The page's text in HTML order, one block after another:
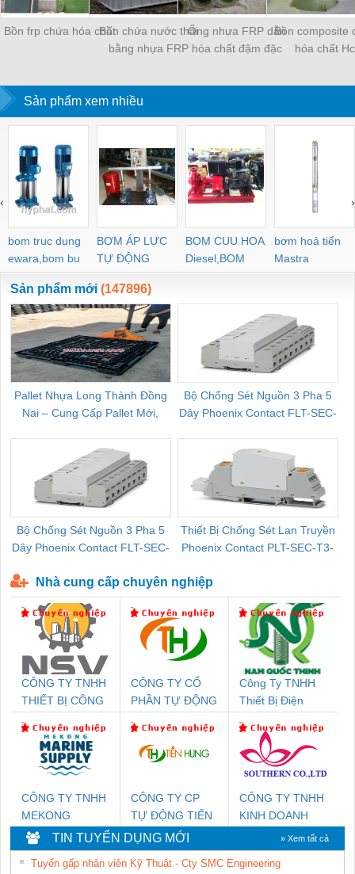
Bồn frp chứa hóa chấtBồn chứa nước thải
bằng nhựa FRP
Ống nhựa FRP dẫn
hóa chất đậm đặc
Bồn composite
hóa chất
Sản phẩm xem nhiều
bom truc dung
ewara,bom bu
ewara
BƠM ÁP LỰC
TỰ ĐỘNG
BOM CUU HOA
Diesel,BOM
CHUA CHAY
bơm hoả tiển
Mastra
‹ ›
Sản phẩm mới (147896)
Pallet Nhựa Long Thành Đồng
Nai – Cung Cấp Pallet Mới,
Bộ Chống Sét Nguồn 3 Pha 5
Dây Phoenix Contact FLT-SEC-
Bộ Chống Sét Nguồn 3 Pha 5
Dây Phoenix Contact FLT-SEC-
Thiết Bị Chống Sét Lan Truyền
Phoenix Contact PLT-SEC-T3-
Nhà cung cấp chuyên nghiệp
CÔNG TY TNHH
THIẾT BỊ CÔNG
SETSUBI VIỆT
NAM
CÔNG TY CỔ
PHẦN TỰ ĐỘNG
Công Ty TNHH
Thiết Bị Điện
CÔNG TY TNHH
MEKONG
MARINE SUPPLY
CÔNG TY CP
TỰ ĐỘNG TIẾN
HƯNG
CÔNG TY TNHH
KINH DOANH
DỊCH VỤ XNK
PHƯƠNG NAM
TIN TUYỂN DỤNG MỚI » Xem tất cả
Tuyển gấp nhân viên Kỹ Thuật - Cty SMC Engineering